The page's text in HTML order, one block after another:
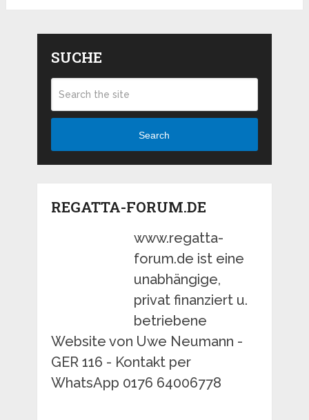
SUCHE
Search
REGATTA-FORUM.DE
www.regatta-
forum.de ist eine
unabhängige,
privat finanziert u.
betriebene
Website von Uwe Neumann -
GER 116 - Kontakt per
WhatsApp 0176 64006778